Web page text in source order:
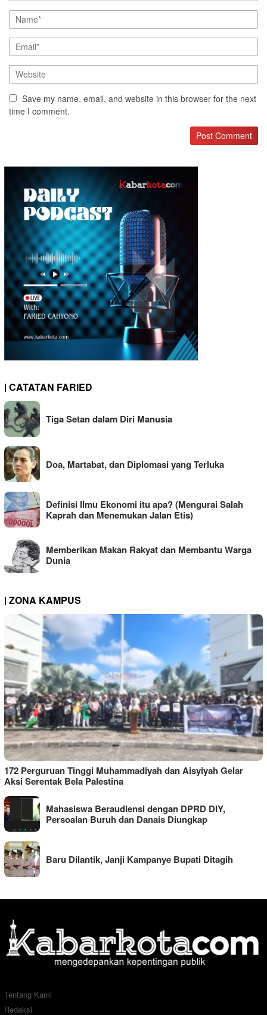
Save my name, email, and website in this browser for the next
time I comment.
| CATATAN FARIED
Tiga Setan dalam Diri Manusia
Doa, Martabat, dan Diplomasi yang Terluka
Definisi Ilmu Ekonomi itu apa? (Mengurai Salah
Kaprah dan Menemukan Jalan Etis)
Memberikan Makan Rakyat dan Membantu Warga
Dunia
| ZONA KAMPUS
172 Perguruan Tinggi Muhammadiyah dan Aisyiyah Gelar
Aksi Serentak Bela Palestina
Mahasiswa Beraudiensi dengan DPRD DIY,
Persoalan Buruh dan Danais Diungkap
Baru Dilantik, Janji Kampanye Bupati Ditagih
Tentang Kami
Redaksi